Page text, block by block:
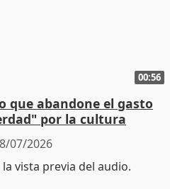
00:56
que abandone el gasto
por la cultura
07/2026